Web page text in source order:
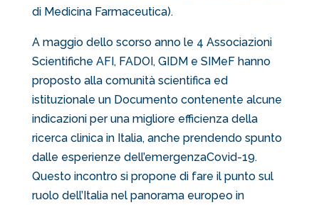
di Medicina Farmaceutica).
A maggio dello scorso anno le 4 Associazioni
Scientifiche AFI, FADOI, GIDM e SIMeF hanno
proposto alla comunità scientifica ed
istituzionale un Documento contenente alcune
indicazioni per una migliore efficienza della
ricerca clinica in Italia, anche prendendo spunto
dalle esperienze dell’emergenzaCovid-19.
Questo incontro si propone di fare il punto sul
ruolo dell’Italia nel panorama europeo in